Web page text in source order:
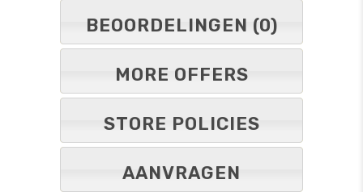
BEOORDELINGEN (0)
MORE OFFERS
STORE POLICIES
AANVRAGEN